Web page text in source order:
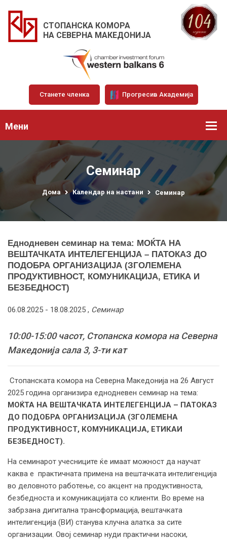
СТОПАНСКА КОМОРА
НА СЕВЕРНА МАКЕДОНИЈА
Станете членка Прогресив Академија
Мени
Семинар
Дома Календар на настани Семинар
Еднодневен семинар на тема: МОЌТА НА
ВЕШТАЧКАТА ИНТЕЛЕГЕНЦИЈА – ПАТОКАЗ ДО
ПОДОБРА ОРГАНИЗАЦИЈА (ЗГОЛЕМЕНА
ПРОДУКТИВНОСТ, КОМУНИКАЦИЈА, ЕТИКА И
БЕЗБЕДНОСТ)
06.08.2025 - 18.08.2025 , Семинар
10:00-15:00 часот, Стопанска комора на Северна
Македонија сала 3, 3-ти кат
Стопанската комора на Северна Македонија на 26 Август
2025 година организира еднодневен семинар на тема:
МОЌТА НА ВЕШТАЧКАТА ИНТЕЛЕГЕНЦИЈА – ПАТОКАЗ
ДО ПОДОБРА ОРГАНИЗАЦИЈА (ЗГОЛЕМЕНА
ПРОДУКТИВНОСТ, КОМУНИКАЦИЈА, ЕТИКАИ
БЕЗБЕДНОСТ).
На семинарот учесниците ќе имаат можност да научат
каква е практичната примена на вештачката интелигенција
во деловното работење, со акцент на продуктивноста,
безбедноста и комуникацијата со клиенти. Во време на
забрзана дигитална трансформација, вештачката
интелигенција (ВИ) станува клучна алатка за сите
организации. Овој семинар нуди практични насоки,